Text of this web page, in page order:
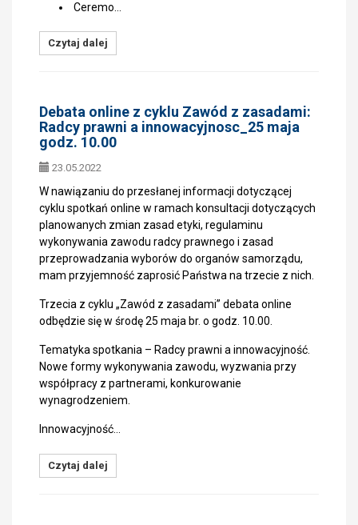
Ceremo…
Czytaj dalej
Debata online z cyklu Zawód z zasadami:
Radcy prawni a innowacyjnosc_25 maja
godz. 10.00
23.05.2022
W nawiązaniu do przesłanej informacji dotyczącej
cyklu spotkań online w ramach konsultacji dotyczących
planowanych zmian zasad etyki, regulaminu
wykonywania zawodu radcy prawnego i zasad
przeprowadzania wyborów do organów samorządu,
mam przyjemność zaprosić Państwa na trzecie z nich.
Trzecia z cyklu „Zawód z zasadami” debata online
odbędzie się w środę 25 maja br. o godz. 10.00.
Tematyka spotkania – Radcy prawni a innowacyjność.
Nowe formy wykonywania zawodu, wyzwania przy
współpracy z partnerami, konkurowanie
wynagrodzeniem.
Innowacyjność…
Czytaj dalej